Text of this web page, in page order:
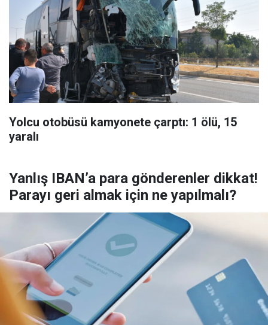
Yolcu otobüsü kamyonete çarptı: 1 ölü, 15
yaralı
Yanlış IBAN’a para gönderenler dikkat!
Parayı geri almak için ne yapılmalı?